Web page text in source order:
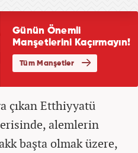
çıkan Etthiyyatü
alemlerin
başta olmak üzere,